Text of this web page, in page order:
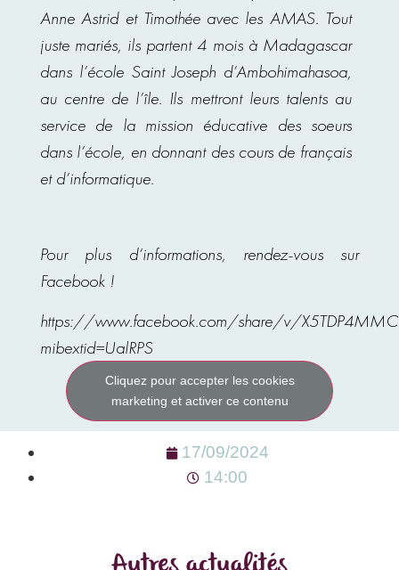
Anne Astrid et Timothée avec les AMAS. Tout
juste mariés, ils partent 4 mois à Madagascar
dans l’école Saint Joseph d’Ambohimahasoa,
au centre de l’île. Ils mettront leurs talents au
service de la mission éducative des soeurs
dans l’école, en donnant des cours de français
et d’informatique.
Pour plus d’informations, rendez-vous sur
Facebook !
https://www.facebook.com/share/v/
mibextid=UalRPS
Cliquez pour accepter les cookies
marketing et activer ce contenu
17/09/2024
14:00